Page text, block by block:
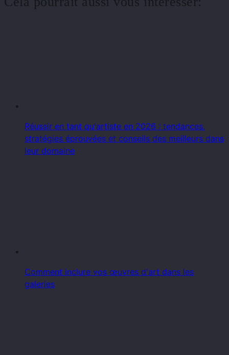
Réussir en tant qu'artiste en 2026 : tendances,
stratégies éprouvées et conseils des meilleurs dans
leur domaine
Comment inclure vos œuvres d'art dans les
galeries